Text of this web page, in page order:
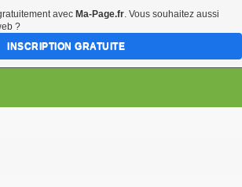
avec Ma-Page.fr. Vous souhaitez aussi
?
INSCRIPTION GRATUITE